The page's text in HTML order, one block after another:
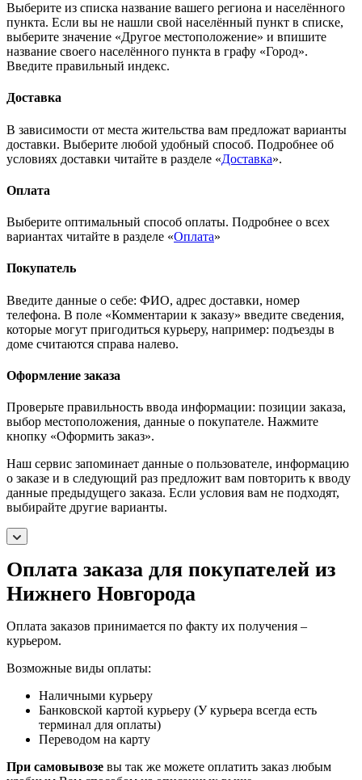
Выберите из списка название вашего региона и населённого
пункта. Если вы не нашли свой населённый пункт в списке,
выберите значение «Другое местоположение» и впишите
название своего населённого пункта в графу «Город».
Введите правильный индекс.
Доставка
В зависимости от места жительства вам предложат варианты
доставки. Выберите любой удобный способ. Подробнее об
условиях доставки читайте в разделе «Доставка».
Оплата
Выберите оптимальный способ оплаты. Подробнее о всех
вариантах читайте в разделе «Оплата»
Покупатель
Введите данные о себе: ФИО, адрес доставки, номер
телефона. В поле «Комментарии к заказу» введите сведения,
которые могут пригодиться курьеру, например: подъезды в
доме считаются справа налево.
Оформление заказа
Проверьте правильность ввода информации: позиции заказа,
выбор местоположения, данные о покупателе. Нажмите
кнопку «Оформить заказ».
Наш сервис запоминает данные о пользователе, информацию
о заказе и в следующий раз предложит вам повторить к вводу
данные предыдущего заказа. Если условия вам не подходят,
выбирайте другие варианты.
Оплата заказа для покупателей из
Нижнего Новгорода
Оплата заказов принимается по факту их получения –
курьером.
Возможные виды оплаты:
Наличными курьеру
Банковской картой курьеру (У курьера всегда есть
терминал для оплаты)
Переводом на карту
При самовывозе вы так же можете оплатить заказ любым